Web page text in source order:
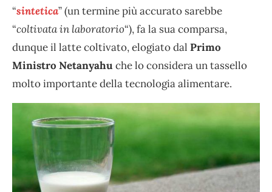
“sintetica” (un termine più accurato sarebbe
“coltivata in laboratorio“), fa la sua comparsa,
dunque il latte coltivato, elogiato dal Primo
Ministro Netanyahu che lo considera un tassello
molto importante della tecnologia alimentare.